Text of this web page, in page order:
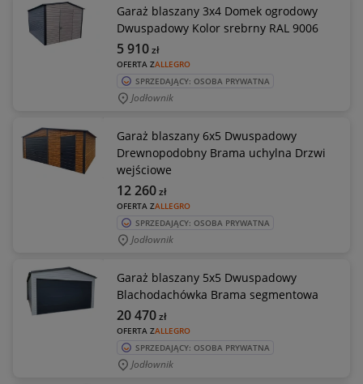
Garaż blaszany 3x4 Domek ogrodowy
Dwuspadowy Kolor srebrny RAL 9006
OFERTA ZALLEGRO
5 910zł
SPRZEDAJĄCY: OSOBA PRYWATNA
Jodłownik
Garaż blaszany 6x5 Dwuspadowy
Drewnopodobny Brama uchylna Drzwi
wejściowe
OFERTA ZALLEGRO
12 260zł
SPRZEDAJĄCY: OSOBA PRYWATNA
Jodłownik
Garaż blaszany 5x5 Dwuspadowy
Blachodachówka Brama segmentowa
OFERTA ZALLEGRO
20 470zł
SPRZEDAJĄCY: OSOBA PRYWATNA
Jodłownik